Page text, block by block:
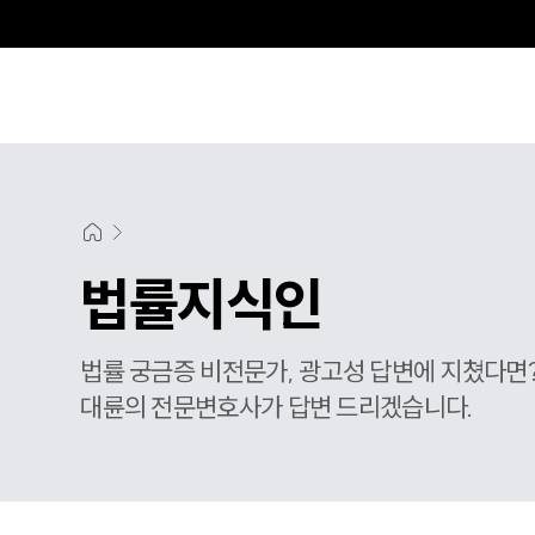
법률지식인
법률 궁금증 비전문가, 광고성 답변에 지쳤다면
대륜의 전문변호사가 답변 드리겠습니다.